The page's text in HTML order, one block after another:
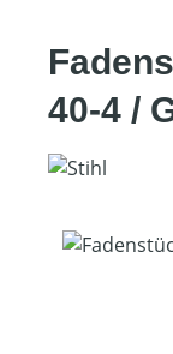
40-4 /
Bildergalerie